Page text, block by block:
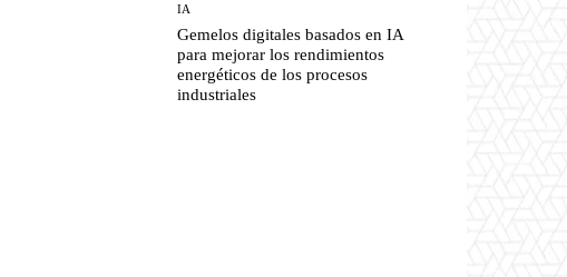
IA
Gemelos digitales basados en IA
para mejorar los rendimientos
energéticos de los procesos
industriales